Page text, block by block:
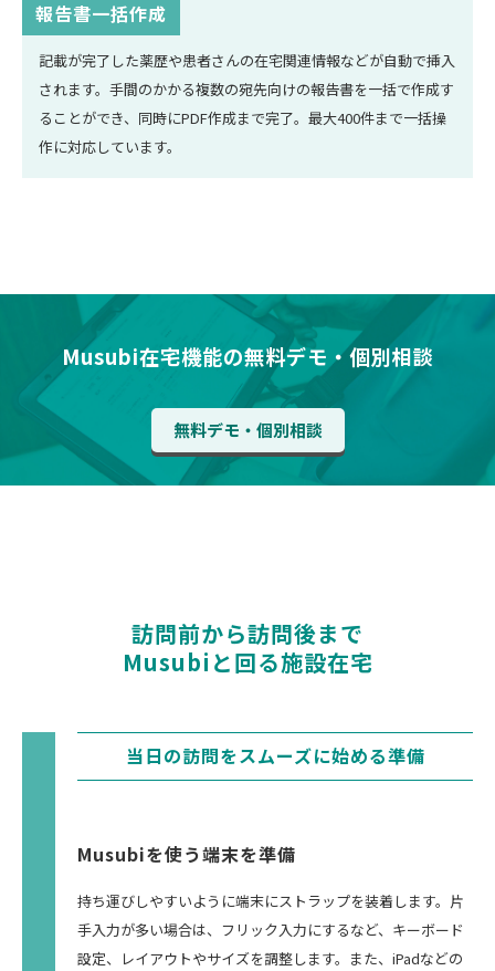
報告書一括作成
記載が完了した薬歴や患者さんの在宅関連情報などが自動で挿入
されます。手間のかかる複数の宛先向けの報告書を一括で作成す
ることができ、同時にPDF作成まで完了。最大400件まで一括操
作に対応しています。
Musubi在宅機能の無料デモ・個別相談
無料デモ・個別相談
訪問前から訪問後まで
Musubiと回る施設在宅
当日の訪問をスムーズに始める準備
Musubiを使う端末を準備
持ち運びしやすいように端末にストラップを装着します。片
手入力が多い場合は、フリック入力にするなど、キーボード
設定、レイアウトやサイズを調整します。また、iPadなどの